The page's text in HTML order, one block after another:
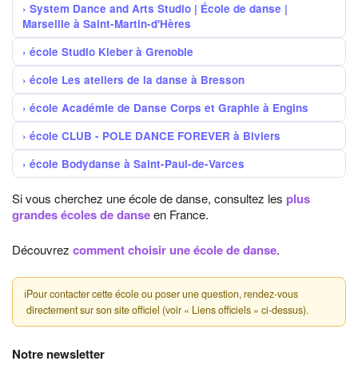
System Dance and Arts Studio | École de danse |
Marseille à Saint-Martin-d'Hères
école Studio Kleber à Grenoble
école Les ateliers de la danse à Bresson
école Académie de Danse Corps et Graphie à Engins
école CLUB - POLE DANCE FOREVER à Biviers
école Bodydanse à Saint-Paul-de-Varces
Si vous cherchez une école de danse, consultez les plus
grandes écoles de danseen France.
Découvrez comment choisir une école de danse.
ℹPour contacter cette école ou poser une question, rendez-vous
directement sur son site officiel (voir « Liens officiels » ci-dessus).
Notre newsletter